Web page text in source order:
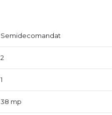
Semidecomandat
2
1
38 mp